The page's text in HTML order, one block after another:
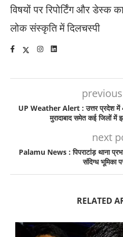
विषयों पर रिपोर्टिंग और डेस्क
लोक संस्कृति में दिलचस्पी
UP Weather Alert : उत्तर प्रदेश में 4
मुरादाबाद समेत कई जिलों में
next
Palamu News : पिपराटांड़ थाना
संदिग्ध भूमिका
RELATED